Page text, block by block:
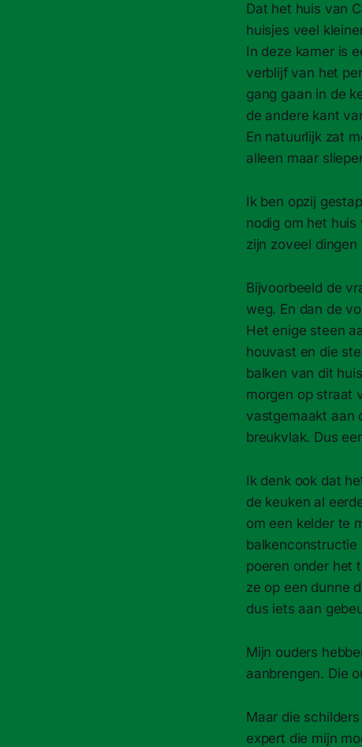
Dat het huis van
huisjes veel
In deze kamer is
verblijf van het
gang gaan in de
de andere kant
En natuurlijk zat
alleen maar
Ik ben opzij
nodig om het
zijn zoveel
Bijvoorbeeld de
weg. En dan de
Het enige steen
houvast en die
balken van dit
morgen op straat
vastgemaakt aan
breukvlak. Dus
Ik denk ook dat
de keuken al
om een kelder te
balkenconstructie
poeren onder het
ze op een dunne
dus iets aan
Mijn ouders
aanbrengen. Die
Maar die
expert die mijn